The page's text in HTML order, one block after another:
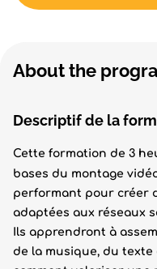
About the
Descriptif de la
Cette formation de 3
bases du montage
performant pour créer
adaptées aux réseaux
Ils apprendront à
de la musique, du